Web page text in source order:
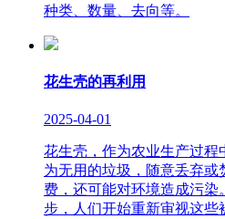
种类、数量、去向等。
花生壳的再利用
2025-04-01
花生壳，作为农业生产过
为无用的垃圾，随意丢弃或
费，还可能对环境造成污
步，人们开始重新审视这